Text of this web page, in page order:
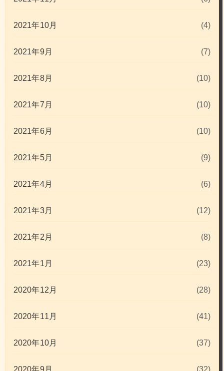
2021年10月 (4)
2021年9月 (7)
2021年8月 (10)
2021年7月 (10)
2021年6月 (10)
2021年5月 (9)
2021年4月 (6)
2021年3月 (12)
2021年2月 (8)
2021年1月 (23)
2020年12月 (28)
2020年11月 (41)
2020年10月 (37)
2020年9月 (32)